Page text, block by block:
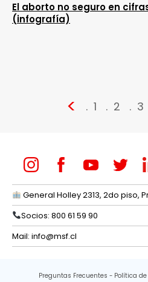
El aborto no seguro en
(infografía)
< 1 2 3
General Holley 2313, 2do piso,
Socios: 800 61 59 90
Mail: info@msf.cl
Preguntas Frecuentes Política